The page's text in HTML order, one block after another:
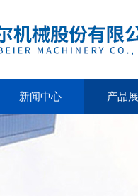
新闻中心 产品